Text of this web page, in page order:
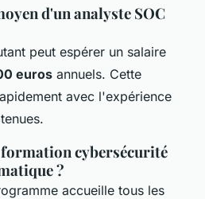
d'un analyste SOC
peut espérer un salaire
euros annuels. Cette
avec l'expérience
cybersécurité
?
accueille tous les